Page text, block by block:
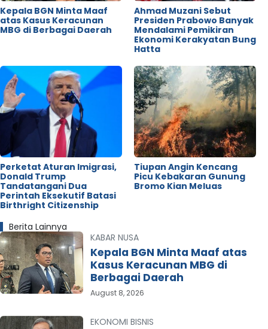
Kepala BGN Minta Maaf
atas Kasus Keracunan
MBG di Berbagai Daerah
Ahmad Muzani Sebut
Presiden Prabowo Banyak
Mendalami Pemikiran
Ekonomi Kerakyatan Bung
Hatta
Perketat Aturan Imigrasi,
Donald Trump
Tandatangani Dua
Perintah Eksekutif Batasi
Birthright Citizenship
Tiupan Angin Kencang
Picu Kebakaran Gunung
Bromo Kian Meluas
Berita Lainnya
KABAR NUSA
Kepala BGN Minta Maaf atas
Kasus Keracunan MBG di
Berbagai Daerah
August 8, 2026
EKONOMI BISNIS